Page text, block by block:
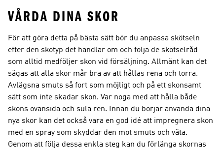
VÅRDA DINA SKOR
För att göra detta på bästa sätt bör du anpassa skötseln
efter den skotyp det handlar om och följa de skötselråd
som alltid medföljer skon vid försäljning. Allmänt kan det
sägas att alla skor mår bra av att hållas rena och torra.
Avlägsna smuts så fort som möjligt och på ett skonsamt
sätt som inte skadar skon. Var noga med att hålla både
skons ovansida och sula ren. Innan du börjar använda dina
nya skor kan det också vara en god idé att impregnera skon
med en spray som skyddar den mot smuts och väta.
Genom att följa dessa enkla steg kan du förlänga skornas